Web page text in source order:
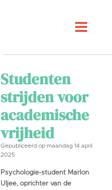
Studenten
strijden voor
academische
vrijheid
Gepubliceerd op maandag 14 april
2025
Psychologie-student Marlon
Uljee, oprichter van de